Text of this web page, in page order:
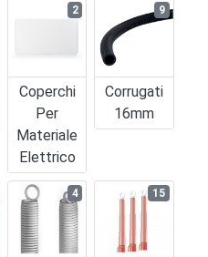
Coperchi
Per
Materiale
Elettrico
2
Corrugati
16mm
9
4 15